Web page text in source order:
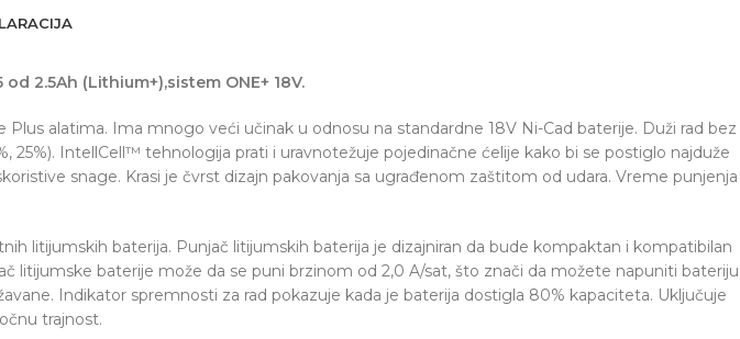
od 2.5Ah (Lithium+),sistem ONE+ 18V.
Plus alatima. Ima mnogo veći učinak u odnosu na standardne 18V Ni-Cad baterije. Duži rad bez
25%). IntellCell™ tehnologija prati i uravnotežuje pojedinačne ćelije kako bi se postiglo najduže
snage. Krasi je čvrst dizajn pakovanja sa ugrađenom zaštitom od udara. Vreme punjenja
litijumskih baterija. Punjač litijumskih baterija je dizajniran da bude kompaktan i kompatibilan
baterije može da se puni brzinom od 2,0 A/sat, što znači da možete napuniti bateriju
Indikator spremnosti za rad pokazuje kada je baterija dostigla 80% kapaciteta. Uključuje
trajnost.